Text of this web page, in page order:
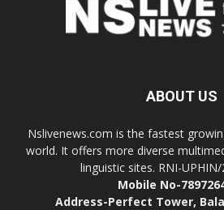
ABOUT US
Nslivenews.com is the fastest
world. It offers more diverse
linguistic sites. RNI-
Mobile No-
Address-Perfect Tower,